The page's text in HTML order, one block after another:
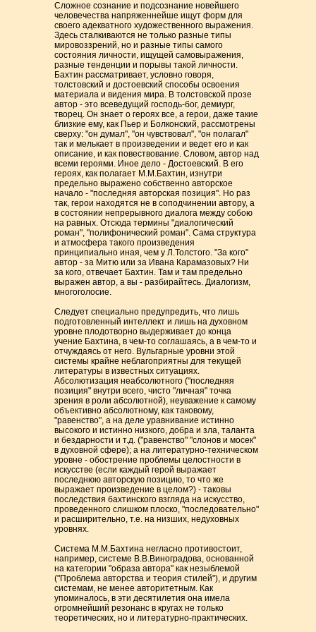
Сложное сознание и подсознание новейшего
человечества напряженнейше ищут форм для
своего адекватного художественного выражения.
Здесь сталкиваются не только разные типы
мировоззрений, но и разные типы самого
состояния личности, ищущей самовыражения,
разные тенденции и порывы такой личности.
Бахтин рассматривает, условно говоря,
толстовский и достоевский способы освоения
материала и видения мира. В толстовской прозе
автор - это всеведущий господь-бог, демиург,
творец. Он знает о героях все, а герои, даже такие
близкие ему, как Пьер и Болконский, рассмотрены
сверху: "он думал", "он чувствовал", "он полагал"
так и мелькает в произведении и ведет его и как
описание, и как повествование. Словом, автор над
всеми героями. Иное дело - Достоевский. В его
героях, как полагает М.М.Бахтин, изнутри
предельно выражено собственно авторское
начало - "последняя авторская позиция". Но раз
так, герои находятся не в соподчинении автору, а
в состоянии непрерывного диалога между собою
на равных. Отсюда термины "диалогический
роман", "полифонический роман". Сама структура
и атмосфера такого произведения
принципиально иная, чем у Л.Толстого. "За кого"
автор - за Митю или за Ивана Карамазовых? Ни
за кого, отвечает Бахтин. Там и там предельно
выражен автор, а вы - разбирайтесь. Диалогизм,
многоголосие.
Следует специально предупредить, что лишь
подготовленный интеллект и лишь на духовном
уровне плодотворно выдерживает до конца
учение Бахтина, в чем-то соглашаясь, а в чем-то и
отчуждаясь от него. Вульгарные уровни этой
системы крайне неблагоприятны для текущей
литературы в известных ситуациях.
Абсолютизация неабсолютного ("последняя
позиция" внутри всего, чисто "личная" точка
зрения в роли абсолютной), неуважение к самому
объективно абсолютному, как таковому,
"равенство", а на деле уравнивание истинно
высокого и истинно низкого, добра и зла, таланта
и бездарности и т.д. ("равенство" "слонов и мосек"
в духовной сфере); а на литературно-техническом
уровне - обострение проблемы целостности в
искусстве (если каждый герой выражает
последнюю авторскую позицию, то что же
выражает произведение в целом?) - таковы
последствия бахтинского взгляда на искусство,
проведенного слишком плоско, "последовательно"
и расширительно, т.е. на низших, недуховных
уровнях.
Система М.М.Бахтина негласно противостоит,
например, системе В.В.Виноградова, основанной
на категории "образа автора" как незыблемой
("Проблема авторства и теория стилей"), и другим
системам, не менее авторитетным. Как
упоминалось, в эти десятилетия она имела
огромнейший резонанс в кругах не только
теоретических, но и литературно-практических.